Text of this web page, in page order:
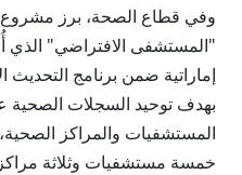
وفي قطاع الصحة، برز مشروع
إماراتية ضمن برنامج التحديث
بهدف توحيد السجلات الصحية
المستشفيات والمراكز
خمسة مستشفيات وثلاثة